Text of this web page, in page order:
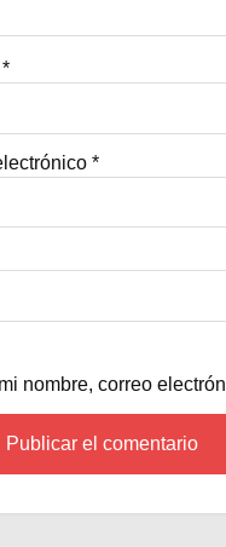
*
*
nombre, correo